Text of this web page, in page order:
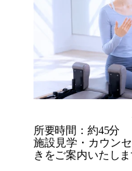
所要時間：約45分
施設見学・カウン
きをご案内いたしま